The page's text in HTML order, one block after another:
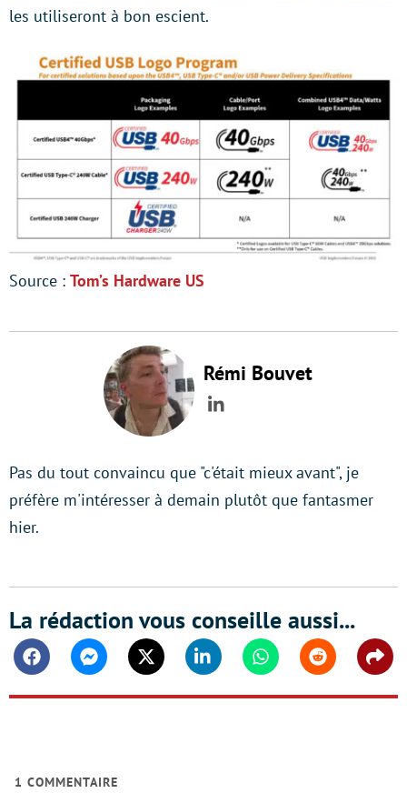
les utiliseront à bon escient.
Source : Tom’s Hardware US
Rémi Bouvet
LinkedIn
Pas du tout convaincu que "c'était mieux avant", je
préfère m'intéresser à demain plutôt que fantasmer
hier.
La rédaction vous conseille aussi...
FacebookMessengerTwitter Linkedin WhatsappReddit
1 COMMENTAIRE